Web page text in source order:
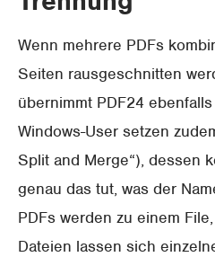
Wenn mehrere PDFs
Seiten rausgeschnitten
übernimmt PDF24
Windows-User setzen
Split and Merge“), dessen
genau das tut, was der
PDFs werden zu einem
Dateien lassen sich